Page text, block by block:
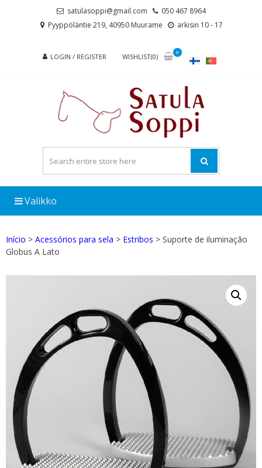
satulasoppi@gmail.com
050 467 8964
Pyyppöläntie 219, 40950 Muurame
arkisin 10 - 17
LOGIN / REGISTER WISHLIST(0)
0
Valikko
Início > Acessórios para sela > Estribos > Suporte de iluminação
Globus A Lato